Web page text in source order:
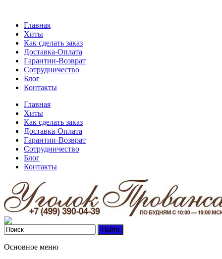
Главная
Хиты
Как сделать заказ
Доставка-Оплата
Гарантии-Возврат
Сотрудничество
Блог
Контакты
Главная
Хиты
Как сделать заказ
Доставка-Оплата
Гарантии-Возврат
Сотрудничество
Блог
Контакты
Основное меню